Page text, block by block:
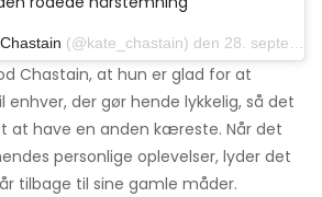
(@kate_chastain) den 28. september 2019 kl. 12:12 PDT
Chastain, at hun er glad for at
der gør hende lykkelig, så det
at have en anden kæreste. Når det
personlige oplevelser, lyder det
tilbage til sine gamle måder.